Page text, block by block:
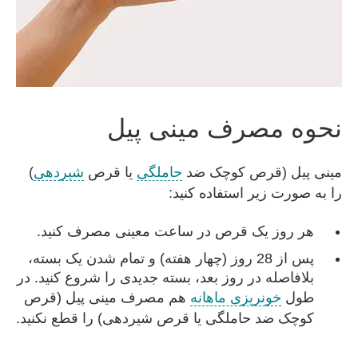
نحوه مصرف مینی پیل
مینی پیل (قرص کوچک ضد حاملگی یا قرص شیردهی)
را به صورت زیر استفاده کنید:
هر روز یک قرص در ساعت معینی مصرف کنید.
پس از 28 روز (چهار هفته) و تمام شدن یک بسته،
بلافاصله در روز بعد، بسته جدیدی را شروع کنید. در
طول خونریزی ماهانه هم مصرف مینی پیل (قرص
کوچک ضد حاملگی یا قرص شیردهی) را قطع نکنید.